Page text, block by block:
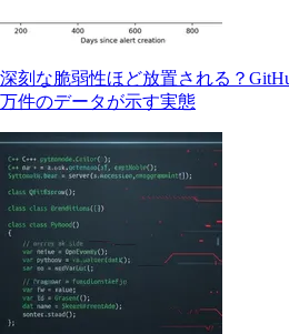
深刻な脆弱性ほど放置される？
万件のデータが示す実態